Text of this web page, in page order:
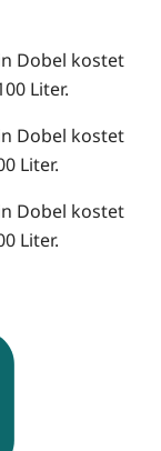
Dobel kostet
Liter.
Dobel kostet
Liter.
Dobel kostet
Liter.